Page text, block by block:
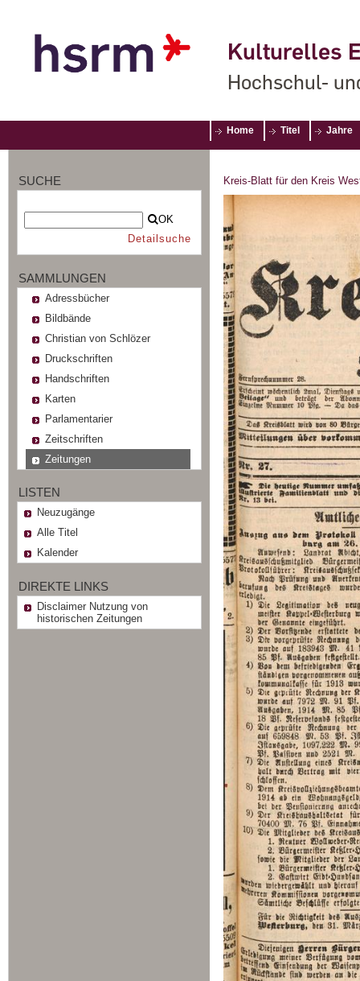
Kulturelles
Hochschul-
Home Titel Jahre
SUCHE
OK
Detailsuche
SAMMLUNGEN
Adressbücher
Bildbände
Christian von Schlözer
Druckschriften
Handschriften
Karten
Parlamentarier
Zeitschriften
Zeitungen
LISTEN
Neuzugänge
Alle Titel
Kalender
DIREKTE LINKS
Disclaimer Nutzung von
historischen Zeitungen
Kreis-Blatt für den Kreis